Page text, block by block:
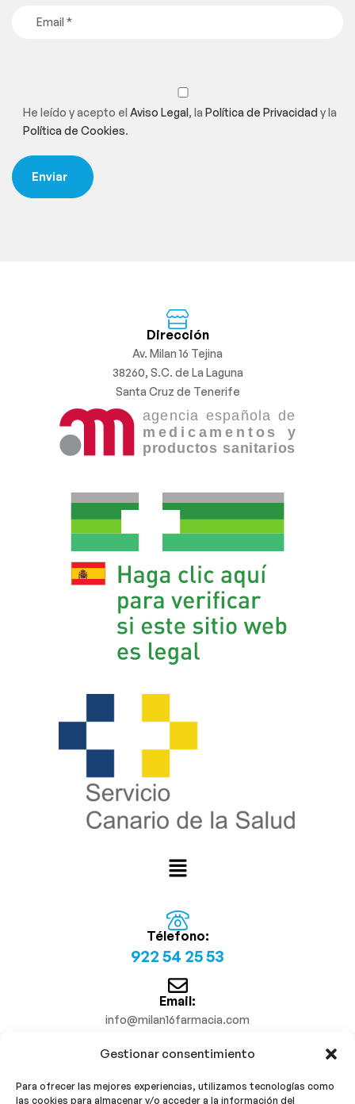
Gestionar consentimiento
Para ofrecer las mejores experiencias, utilizamos tecnologías como
las cookies para almacenar y/o acceder a la información del
He leído y acepto el Aviso Legal, la Política de Privacidady la
Política de Cookies.
Dirección
Av. Milan 16 Tejina
38260, S.C. de La Laguna
Santa Cruz de Tenerife
Télefono:
922 54 25 53
Email:
info@milan16farmacia.com
¡Síguenos!